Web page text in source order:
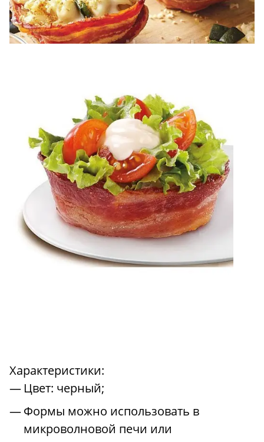
Характеристики:
Цвет: черный;
Формы можно использовать в
микроволновой печи или